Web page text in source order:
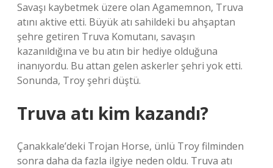
Savaşı kaybetmek üzere olan Agamemnon, Truva
atını aktive etti. Büyük atı sahildeki bu ahşaptan
şehre getiren Truva Komutanı, savaşın
kazanıldığına ve bu atın bir hediye olduğuna
inanıyordu. Bu attan gelen askerler şehri yok etti.
Sonunda, Troy şehri düştü.
Truva atı kim kazandı?
Çanakkale’deki Trojan Horse, ünlü Troy filminden
sonra daha da fazla ilgiye neden oldu. Truva atı